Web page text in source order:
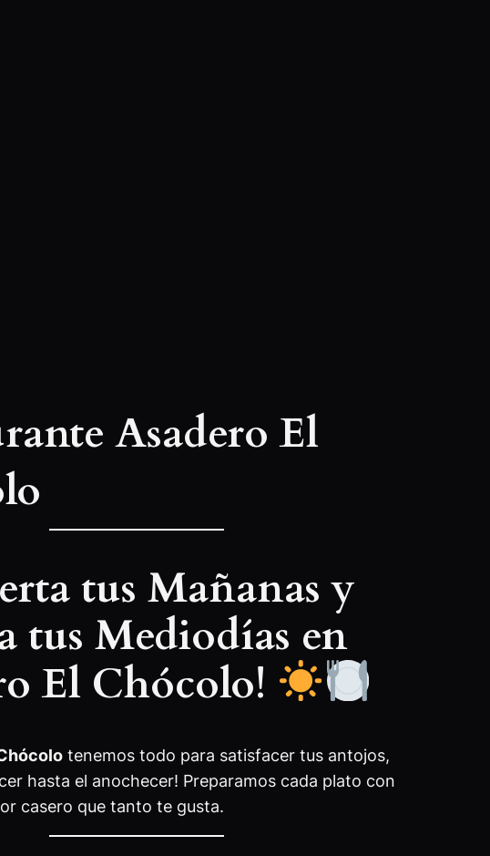
Asadero El
tus Mañanas y
tus Mediodías en
El Chócolo!
tenemos todo para satisfacer tus antojos,
hasta el anochecer! Preparamos cada plato con
casero que tanto te gusta.